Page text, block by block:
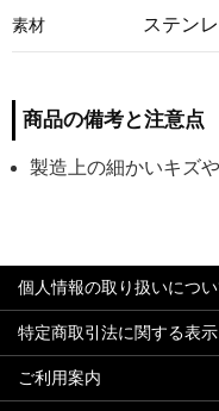
素材 ステン
商品の備考と注意点
製造上の細かいキズ
個人情報の取り扱いにつ
特定商取引法に関する表示
ご利用案内